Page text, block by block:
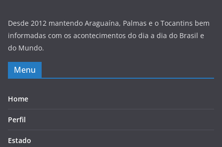
Desde 2012 mantendo Araguaína, Palmas e o Tocantins bem
informadas com os acontecimentos do dia a dia do Brasil e
do Mundo.
Menu
Home
Perfil
Estado